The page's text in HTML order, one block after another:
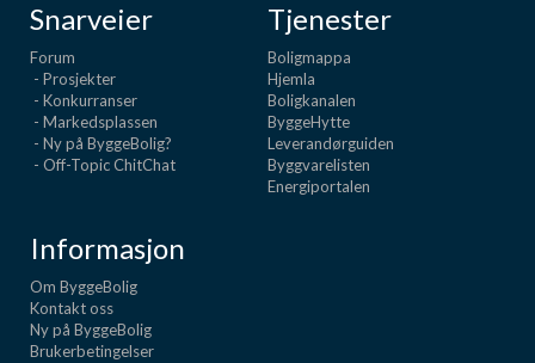
Snarveier
Forum
- Prosjekter
- Konkurranser
- Markedsplassen
- Ny på ByggeBolig?
- Off-Topic ChitChat
Tjenester
Boligmappa
Hjemla
Boligkanalen
ByggeHytte
Leverandørguiden
Byggvarelisten
Energiportalen
Informasjon
Om ByggeBolig
Kontakt oss
Ny på ByggeBolig
Brukerbetingelser